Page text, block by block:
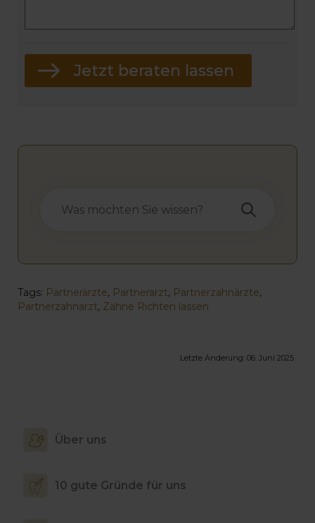
Tags: Partnerärzte, Partnerarzt, Partnerzahnärzte,
Partnerzahnarzt, Zähne Richten lassen
Letzte Änderung: 06. Juni 2025
Über uns
10 gute Gründe für uns